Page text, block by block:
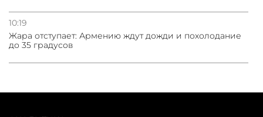
10:19
Жара отступает: Армению ждут дожди и похолодание
до 35 градусов